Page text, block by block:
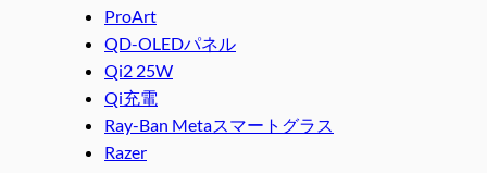
ProArt
QD-OLEDパネル
Qi2 25W
Qi充電
Ray-Ban Metaスマートグラス
Razer